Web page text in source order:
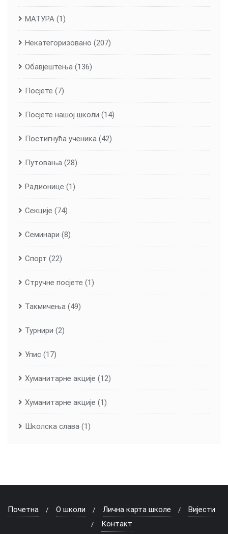
МАТУРА (1)
Некатегоризовано (207)
Обавјештења (136)
Посјете (7)
Посјете нашој школи (14)
Постигнућа ученика (42)
Путовања (28)
Радионице (1)
Секције (74)
Семинари (8)
Спорт (22)
Стручне посјете (1)
Такмичења (49)
Турнири (2)
Упис (17)
Хуманитарне aкције (12)
Хуманитарне акције (1)
Школска слава (1)
Почетна О школи Лична карта школе
Вијести
Контакт